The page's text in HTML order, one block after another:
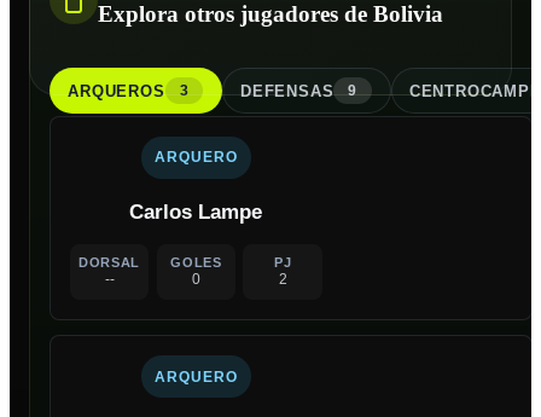
Explora otros jugadores de Bolivia
ARQUEROS 3 DEFENSAS 9
ARQUERO
Carlos Lampe
DORSAL
--
GOLES
0
PJ
2
ARQUERO